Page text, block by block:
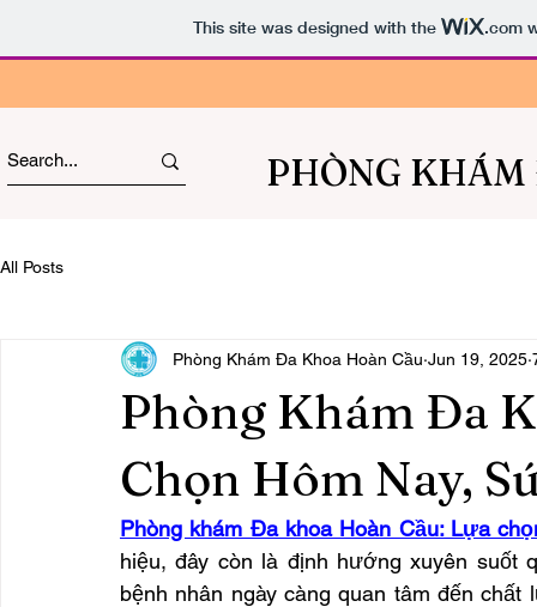
This site was designed with the .com
PHÒNG
All Posts
Phòng Khám Đa
Chọn Hôm Nay,
Phòng Khám Đa Khoa Hoàn Cầu Jun 19, 2025
Phòng khám Đa khoa Hoàn Cầu: Lựa
hiệu, đây còn là định hướng xuyên suốt
bệnh nhân ngày càng quan tâm đến